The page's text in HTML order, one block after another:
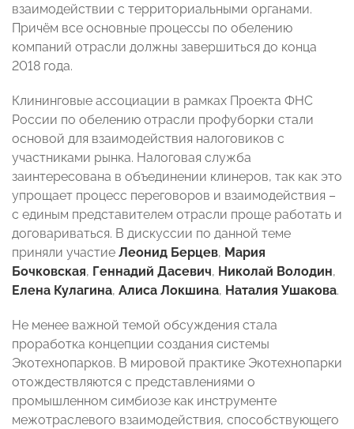
взаимодействии с территориальными органами.
Причём все основные процессы по обелению
компаний отрасли должны завершиться до конца
2018 года.
Клининговые ассоциации в рамках Проекта ФНС
России по обелению отрасли профуборки стали
основой для взаимодействия налоговиков с
участниками рынка. Налоговая служба
заинтересована в объединении клинеров, так как это
упрощает процесс переговоров и взаимодействия –
с единым представителем отрасли проще работать и
договариваться. В дискуссии по данной теме
приняли участие Леонид Берцев, Мария
Бочковская, Геннадий Дасевич, Николай Володин,
Елена Кулагина, Алиса Локшина, Наталия Ушакова.
Не менее важной темой обсуждения стала
проработка концепции создания системы
Экотехнопарков. В мировой практике Экотехнопарки
отождествляются с представлениями о
промышленном симбиозе как инструменте
межотраслевого взаимодействия, способствующего